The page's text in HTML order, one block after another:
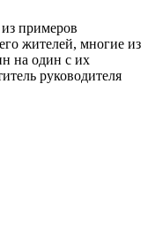
примеров
жителей, многие из
на один с их
руководителя